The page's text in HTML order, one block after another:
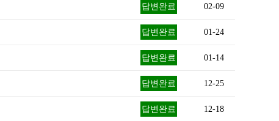
답변완료 02-09
답변완료 01-24
답변완료 01-14
답변완료 12-25
답변완료 12-18